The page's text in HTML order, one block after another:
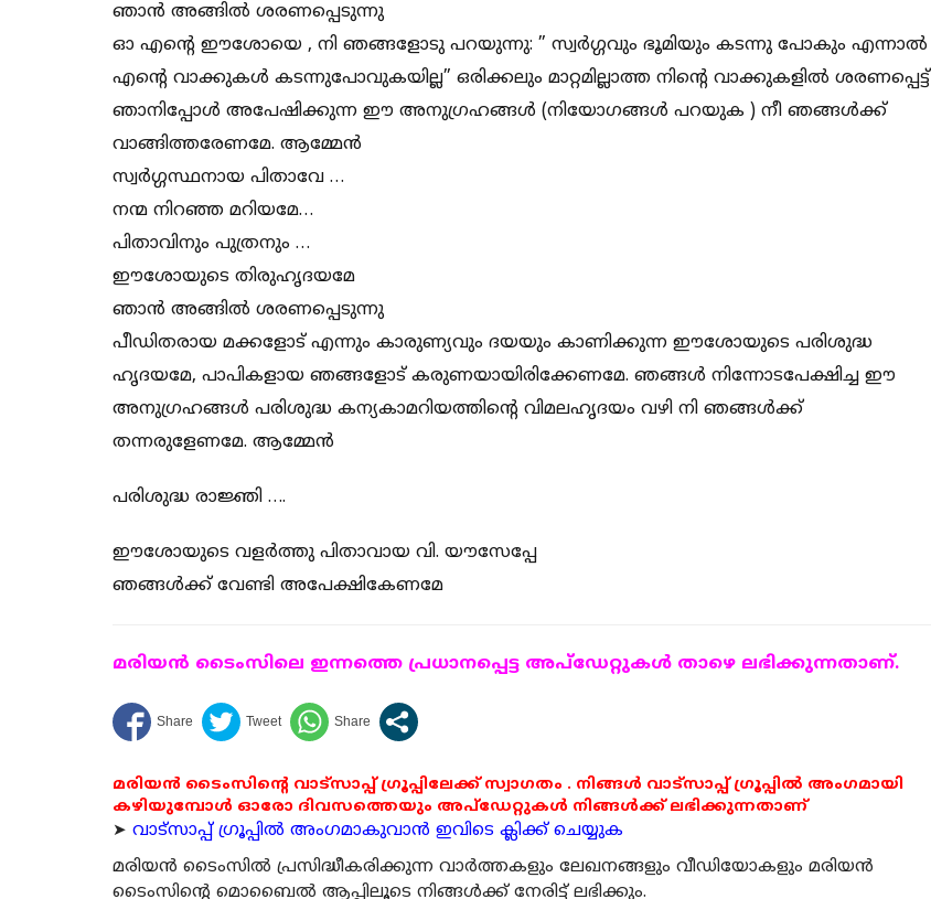
ഞാൻ അങ്ങിൽ ശരണപ്പെടുന്നു
ഓ എന്റെ ഈശോയെ , നി ഞങ്ങളോടു പറയുന്നു: ” സ്വർഗ്ഗവും ഭൂമിയും കടന്നു പോകും എന്നാൽ
എന്റെ വാക്കുകൾ കടന്നുപോവുകയില്ല” ഒരിക്കലും മാറ്റമില്ലാത്ത നിന്റെ വാക്കുകളിൽ ശരണപ്പെട്ട്
ഞാനിപ്പോൾ അപേഷിക്കുന്ന ഈ അനുഗ്രഹങ്ങൾ (നിയോഗങ്ങൾ പറയുക ) നീ ഞങ്ങൾക്ക്
വാങ്ങിത്തരേണമേ. ആമ്മേൻ
സ്വർഗ്ഗസ്ഥനായ പിതാവേ …
നന്മ നിറഞ്ഞ മറിയമേ…
പിതാവിനും പുത്രനും …
ഈശോയുടെ തിരുഹൃദയമേ
ഞാൻ അങ്ങിൽ ശരണപ്പെടുന്നു
പീഡിതരായ മക്കളോട് എന്നും കാരുണ്യവും ദയയും കാണിക്കുന്ന ഈശോയുടെ പരിശുദ്ധ
ഹൃദയമേ, പാപികളായ ഞങ്ങളോട് കരുണയായിരിക്കേണമേ. ഞങ്ങൾ നിന്നോടപേക്ഷിച്ച ഈ
അനുഗ്രഹങ്ങൾ പരിശുദ്ധ കന്യകാമറിയത്തിന്റെ വിമലഹൃദയം വഴി നി ഞങ്ങൾക്ക്
തന്നരുളേണമേ. ആമ്മേൻ
പരിശുദ്ധ രാജ്ഞി ….
ഈശോയുടെ വളർത്തു പിതാവായ വി. യൗസേപ്പേ
ഞങ്ങൾക്ക് വേണ്ടി അപേക്ഷികേണമേ
മരിയന്‍ ടൈംസിലെ ഇന്നത്തെ പ്രധാനപ്പെട്ട അപ്ഡേറ്റുകള്‍ താഴെ ലഭിക്കുന്നതാണ്.
മരിയൻ ടൈംസിന്റെ വാട്സാപ്പ് ഗ്രൂപ്പിലേക്ക് സ്വാഗതം . നിങ്ങൾ വാട്സാപ്പ് ഗ്രൂപ്പിൽ അംഗമായി
കഴിയുമ്പോൾ ഓരോ ദിവസത്തെയും അപ്ഡേറ്റുകൾ നിങ്ങൾക്ക് ലഭിക്കുന്നതാണ്
➤ വാട്സാപ്പ് ഗ്രൂപ്പിൽ അംഗമാകുവാൻ ഇവിടെ ക്ലിക്ക് ചെയ്യുക
മരിയന്‍ ടൈംസില്‍ പ്രസിദ്ധീകരിക്കുന്ന വാര്‍ത്തകളും ലേഖനങ്ങളും വീഡിയോകളും മരിയന്‍
ടൈംസിന്റെ മൊബൈല്‍ ആപ്പിലൂടെ നിങ്ങള്‍ക്ക് നേരിട്ട് ലഭിക്കും.